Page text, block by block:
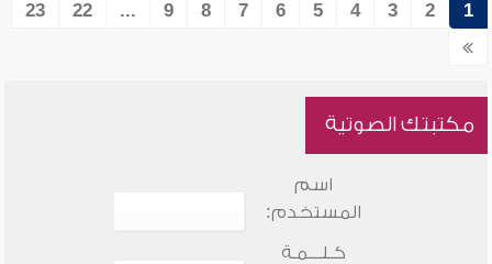
1
2
3
4
5
6
7
8
9
...
22
23
مكتبتك الصوتية
اسم
المستخدم:
كـلـــمـة